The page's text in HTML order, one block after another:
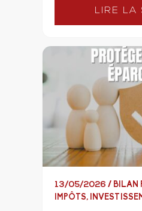
LIRE LA
13/05/2026 / BILAN
IMPÔTS,